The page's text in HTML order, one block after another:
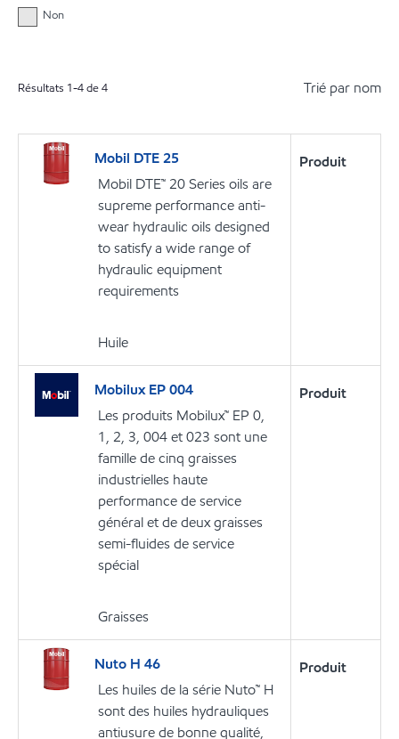
Non
Résultats 1-4de4 Trié par nom
Mobil DTE 25
Mobil DTE™ 20 Series oils are
supreme performance anti-
wear hydraulic oils designed
to satisfy a wide range of
hydraulic equipment
requirements
Huile
Produit
Mobilux EP 004
Les produits Mobilux™ EP 0,
1, 2, 3, 004 et 023 sont une
famille de cinq graisses
industrielles haute
performance de service
général et de deux graisses
semi-fluides de service
spécial
Graisses
Produit
Nuto H 46
Les huiles de la série Nuto™ H
sont des huiles hydrauliques
antiusure de bonne qualité,
Produit